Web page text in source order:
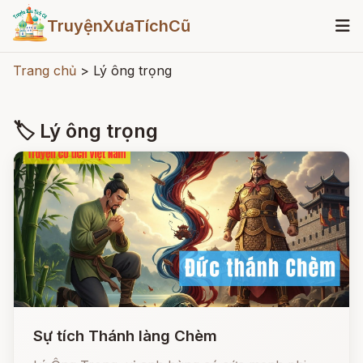
TruyệnXưaTíchCũ
Trang chủ > Lý ông trọng
🏷 Lý ông trọng
Sự tích Thánh làng Chèm